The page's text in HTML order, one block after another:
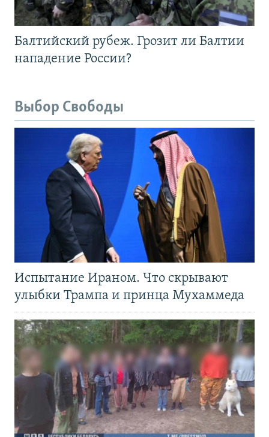
Балтийский рубеж. Грозит ли Балтии
нападение России?
Выбор Свободы
Испытание Ираном. Что скрывают
улыбки Трампа и принца Мухаммеда